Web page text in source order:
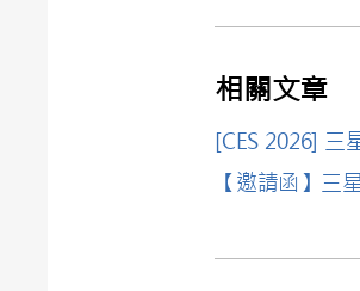
相關文章
[CES 2026] 三
【邀請函】三